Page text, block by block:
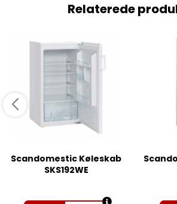
Relaterede
Scandomestic Køleskab
SKS192WE